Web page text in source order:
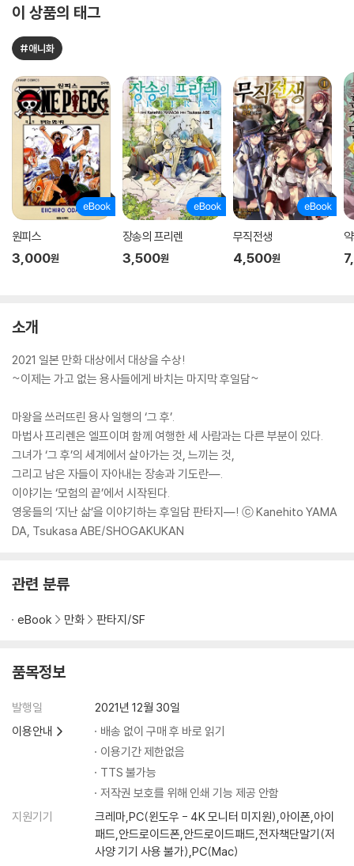
이 상품의 태그
#애니화
원피스
3,000원
장송의 프리렌
3,500원
무직전생
4,500원
소개
2021 일본 만화 대상에서 대상을 수상!
~이제는 가고 없는 용사들에게 바치는 마지막 후일담~
마왕을 쓰러뜨린 용사 일행의 ‘그 후’.
마법사 프리렌은 엘프이며 함께 여행한 세 사람과는 다른 부분이 있다.
그녀가 ‘그 후’의 세계에서 살아가는 것, 느끼는 것,
그리고 남은 자들이 자아내는 장송과 기도란―.
이야기는 ‘모험의 끝’에서 시작된다.
영웅들의 ‘지난 삶’을 이야기하는 후일담 판타지―! ⓒ Kanehito YAMA
DA, Tsukasa ABE/SHOGAKUKAN
관련 분류
eBook 만화 판타지/SF
품목정보
발행일
2021년 12월 30일
이용안내
배송 없이 구매 후 바로 읽기
이용기간 제한없음
TTS 불가능
저작권 보호를 위해 인쇄 기능 제공 안함
지원기기
크레마,PC(윈도우 - 4K 모니터 미지원),아이폰,아이
패드,안드로이드폰,안드로이드패드,전자책단말기(저
사양 기기 사용 불가),PC(Mac)